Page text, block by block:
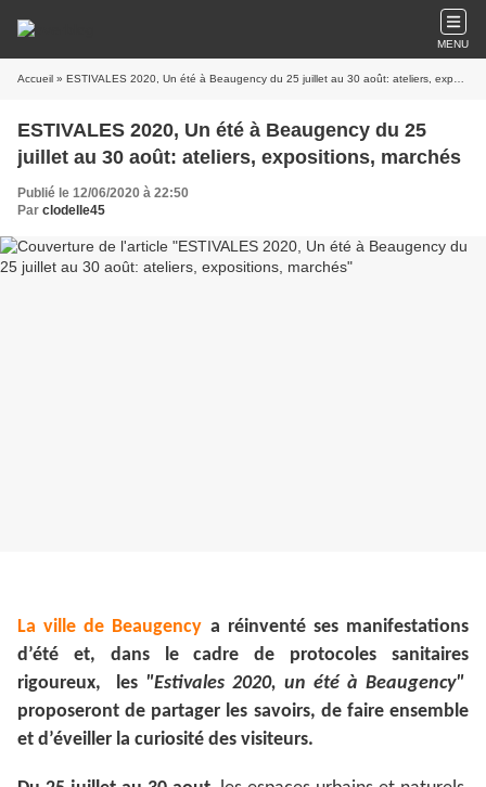
MENU
Accueil » ESTIVALES 2020, Un été à Beaugency du 25 juillet au 30 août: ateliers, expositions, marchés
ESTIVALES 2020, Un été à Beaugency du 25
juillet au 30 août: ateliers, expositions, marchés
Publié le 12/06/2020 à 22:50
Par clodelle45
La ville de Beaugency a réinventé ses manifestations
d’été et, dans le cadre de protocoles sanitaires
rigoureux, les "Estivales 2020, un été à Beaugency"
proposeront de partager les savoirs, de faire ensemble
et d’éveiller la curiosité des visiteurs.